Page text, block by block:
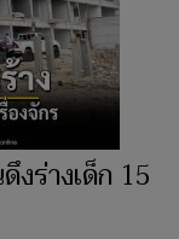
ร่างเด็ก 15